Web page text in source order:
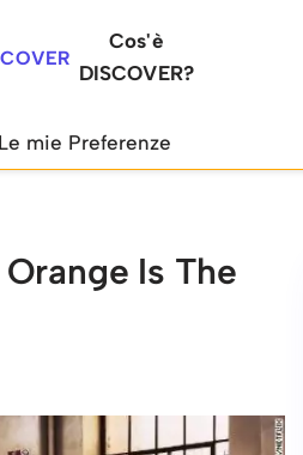
Cos'è
DISCOVER?
Le mie Preferenze
Is The